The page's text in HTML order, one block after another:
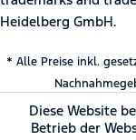
Heidelberg GmbH.
* Alle Preise inkl.
Diese Website
Betrieb der